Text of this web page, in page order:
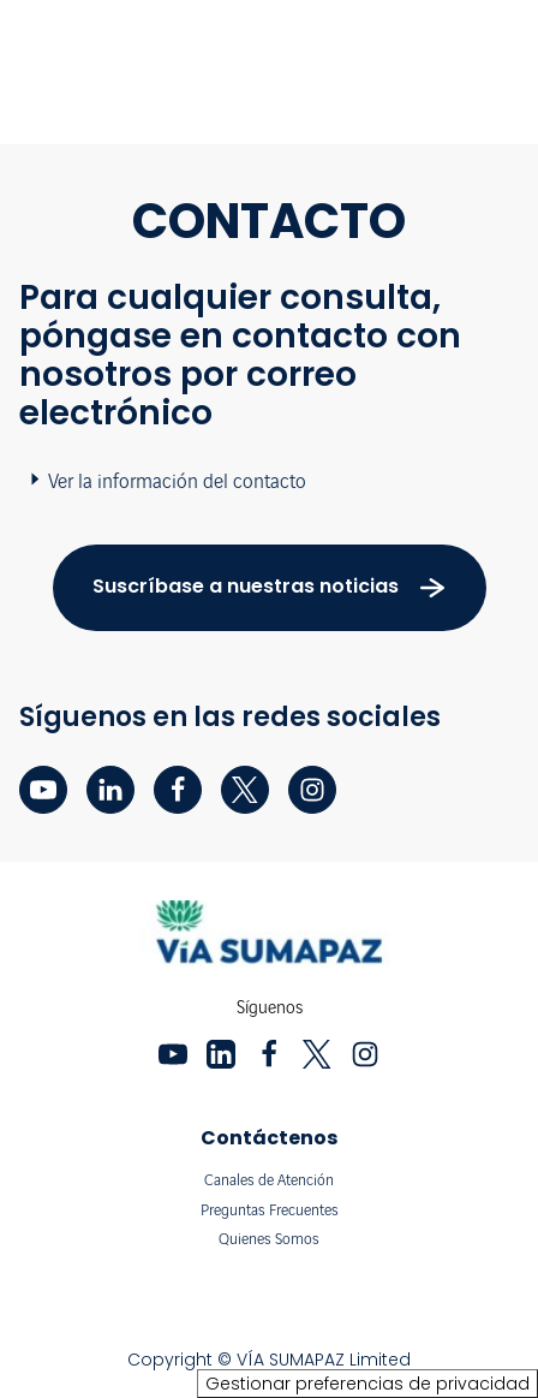
CONTACTO
Para cualquier consulta,
póngase en contacto con
nosotros por correo
electrónico
Ver la información del contacto
Suscríbase a nuestras noticias
Síguenos en las redes sociales
Síguenos
Contáctenos
Canales de Atención
Preguntas Frecuentes
Quienes Somos
Copyright © VÍA SUMAPAZ Limited
Gestionar preferencias de privacidad